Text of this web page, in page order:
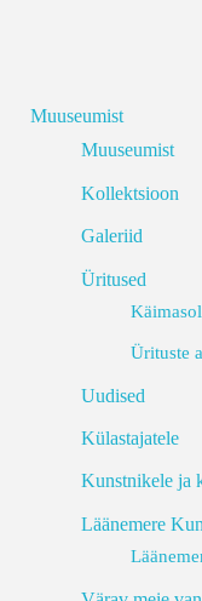
Muuseumist
Muuseumist
Kollektsioon
Galeriid
Üritused
Ürituste
Uudised
Külastajatele
Kunstnikele ja
Läänemere